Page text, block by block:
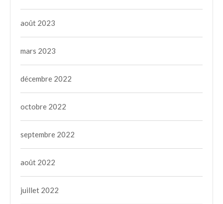
août 2023
mars 2023
décembre 2022
octobre 2022
septembre 2022
août 2022
juillet 2022